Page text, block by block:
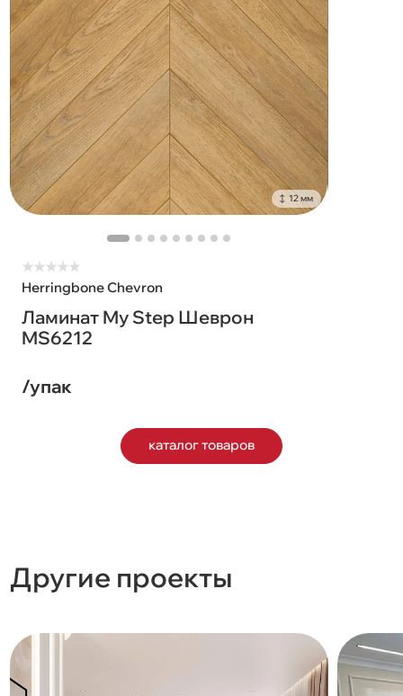
12 мм
★★★★★
Herringbone Chevron
Ламинат My Step Шеврон
MS6212
/упак
каталог товаров
Другие проекты